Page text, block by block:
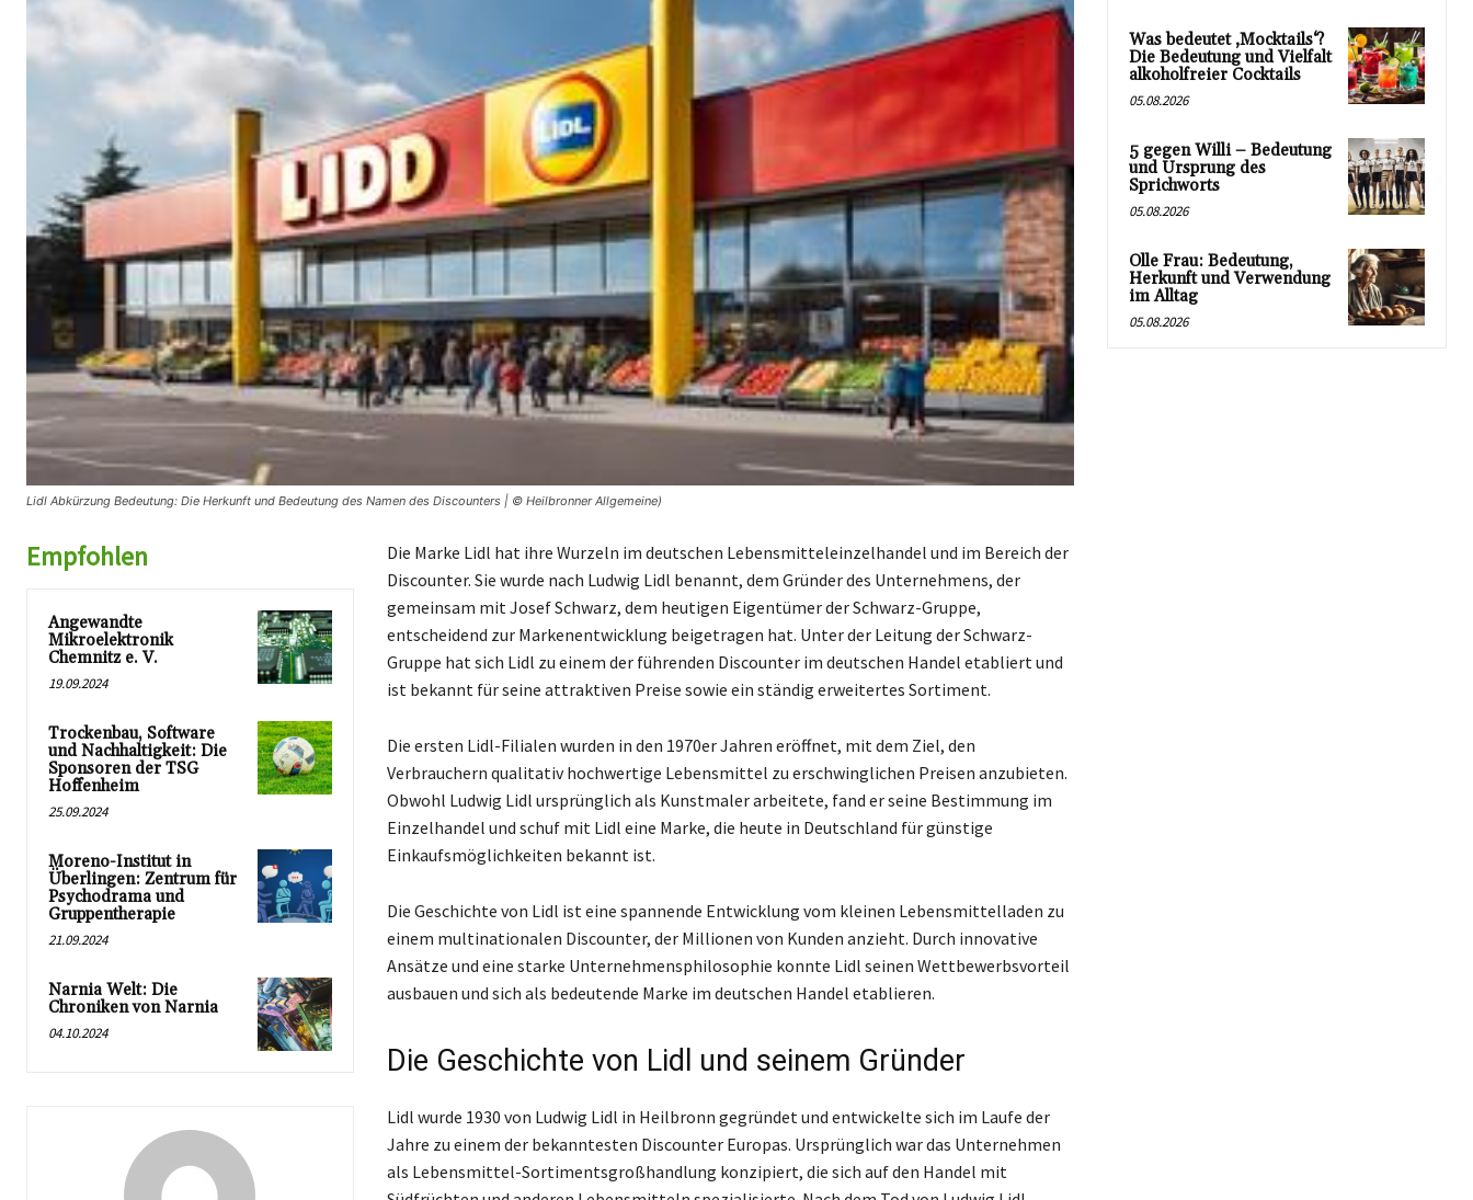
Lidl Abkürzung Bedeutung: Die Herkunft und Bedeutung des Namen des Discounters | © Heilbronner Allgemeine)
Empfohlen
Angewandte
Mikroelektronik
Chemnitz e. V.
19.09.2024
Trockenbau, Software
und Nachhaltigkeit: Die
Sponsoren der TSG
Hoffenheim
25.09.2024
Moreno-Institut in
Überlingen: Zentrum für
Psychodrama und
Gruppentherapie
21.09.2024
Narnia Welt: Die
Chroniken von Narnia
04.10.2024
Die Marke Lidl hat ihre Wurzeln im deutschen Lebensmitteleinzelhandel und im Bereich der
Discounter. Sie wurde nach Ludwig Lidl benannt, dem Gründer des Unternehmens, der
gemeinsam mit Josef Schwarz, dem heutigen Eigentümer der Schwarz-Gruppe,
entscheidend zur Markenentwicklung beigetragen hat. Unter der Leitung der Schwarz-
Gruppe hat sich Lidl zu einem der führenden Discounter im deutschen Handel etabliert und
ist bekannt für seine attraktiven Preise sowie ein ständig erweitertes Sortiment.
Die ersten Lidl-Filialen wurden in den 1970er Jahren eröffnet, mit dem Ziel, den
Verbrauchern qualitativ hochwertige Lebensmittel zu erschwinglichen Preisen anzubieten.
Obwohl Ludwig Lidl ursprünglich als Kunstmaler arbeitete, fand er seine Bestimmung im
Einzelhandel und schuf mit Lidl eine Marke, die heute in Deutschland für günstige
Einkaufsmöglichkeiten bekannt ist.
Die Geschichte von Lidl ist eine spannende Entwicklung vom kleinen Lebensmittelladen zu
einem multinationalen Discounter, der Millionen von Kunden anzieht. Durch innovative
Ansätze und eine starke Unternehmensphilosophie konnte Lidl seinen Wettbewerbsvorteil
ausbauen und sich als bedeutende Marke im deutschen Handel etablieren.
Die Geschichte von Lidl und seinem Gründer
Lidl wurde 1930 von Ludwig Lidl in Heilbronn gegründet und entwickelte sich im Laufe der
Jahre zu einem der bekanntesten Discounter Europas. Ursprünglich war das Unternehmen
als Lebensmittel-Sortimentsgroßhandlung konzipiert, die sich auf den Handel mit
Was bedeutet ‚Mocktails‘?
Die Bedeutung und Vielfalt
alkoholfreier Cocktails
05.08.2026
5 gegen Willi – Bedeutung
und Ursprung des
Sprichworts
05.08.2026
Olle Frau: Bedeutung,
Herkunft und Verwendung
im Alltag
05.08.2026